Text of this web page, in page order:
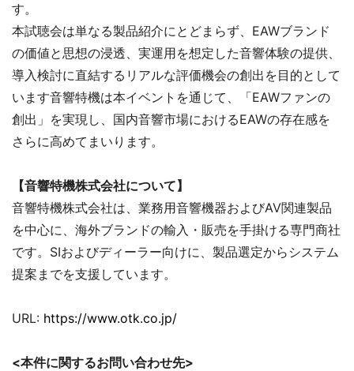
す。
本試聴会は単なる製品紹介にとどまらず、EAWブランド
の価値と思想の浸透、実運用を想定した音響体験の提供、
導入検討に直結するリアルな評価機会の創出を目的として
います音響特機は本イベントを通じて、「EAWファンの
創出」を実現し、国内音響市場におけるEAWの存在感を
さらに高めてまいります。
【音響特機株式会社について】
音響特機株式会社は、業務用音響機器およびAV関連製品
を中心に、海外ブランドの輸入・販売を手掛ける専門商社
です。SIおよびディーラー向けに、製品選定からシステム
提案までを支援しています。
URL: https://www.otk.co.jp/
<本件に関するお問い合わせ先>